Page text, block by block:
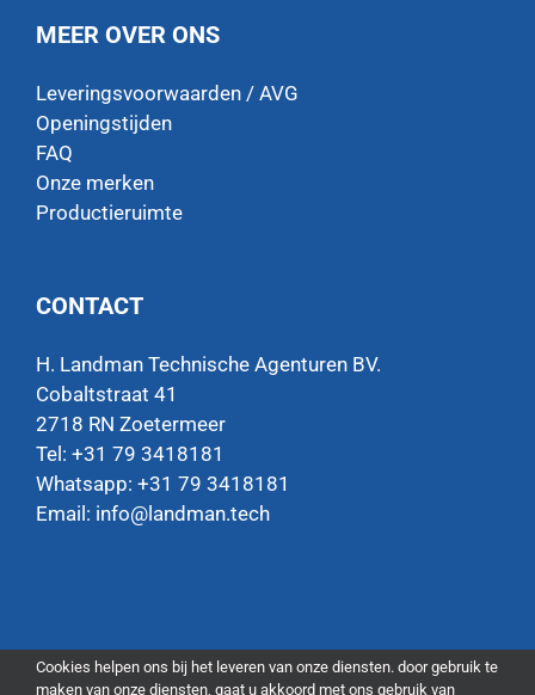
MEER OVER ONS
Leveringsvoorwaarden / AVG
Openingstijden
FAQ
Onze merken
Productieruimte
CONTACT
H. Landman Technische Agenturen BV.
Cobaltstraat 41
2718 RN Zoetermeer
Tel: +31 79 3418181
Whatsapp: +31 79 3418181
Email: info@landman.tech
Cookies helpen ons bij het leveren van onze diensten. door gebruik te
maken van onze diensten, gaat u akkoord met ons gebruik van